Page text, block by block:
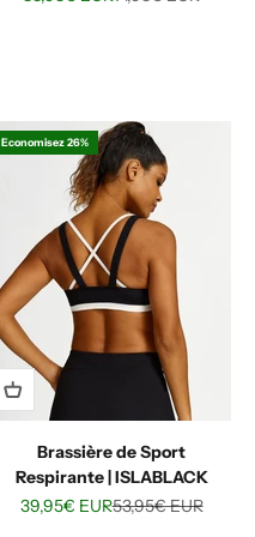
Economisez 26%
Brassière de Sport
Respirante | ISLABLACK
Prix de vente
39,95€ EURPrix normal
53,95€ EUR